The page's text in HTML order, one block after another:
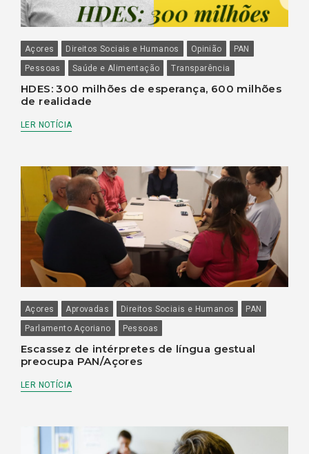
Açores Direitos Sociais e Humanos Opinião
PAN
Pessoas
Saúde e Alimentação Transparência
HDES: 300 milhões de esperança, 600 milhões
de realidade
LER NOTÍCIA
Açores Aprovadas Direitos Sociais e Humanos
PAN
Parlamento Açoriano
Pessoas
Escassez de intérpretes de língua gestual
preocupa PAN/Açores
LER NOTÍCIA